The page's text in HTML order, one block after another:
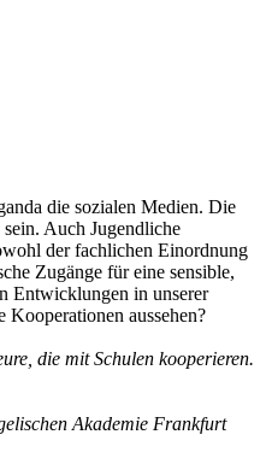
die sozialen Medien. Die
Auch Jugendliche
der fachlichen Einordnung
Zugänge für eine sensible,
Entwicklungen in unserer
aussehen?
die mit Schulen kooperieren.
Akademie Frankfurt